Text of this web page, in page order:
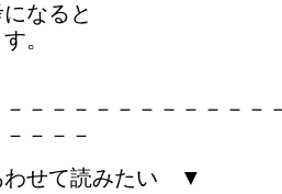
なると
。
－－－－－－－－－－－－
－－－
せて読みたい ▼